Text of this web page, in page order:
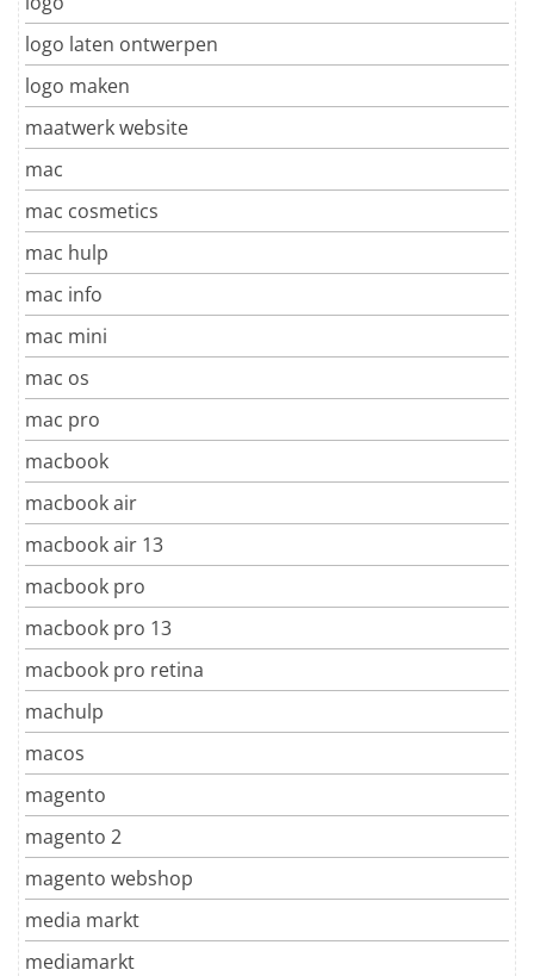
logo laten ontwerpen
logo maken
maatwerk website
mac
mac cosmetics
mac hulp
mac info
mac mini
mac os
mac pro
macbook
macbook air
macbook air 13
macbook pro
macbook pro 13
macbook pro retina
machulp
macos
magento
magento 2
magento webshop
media markt
mediamarkt